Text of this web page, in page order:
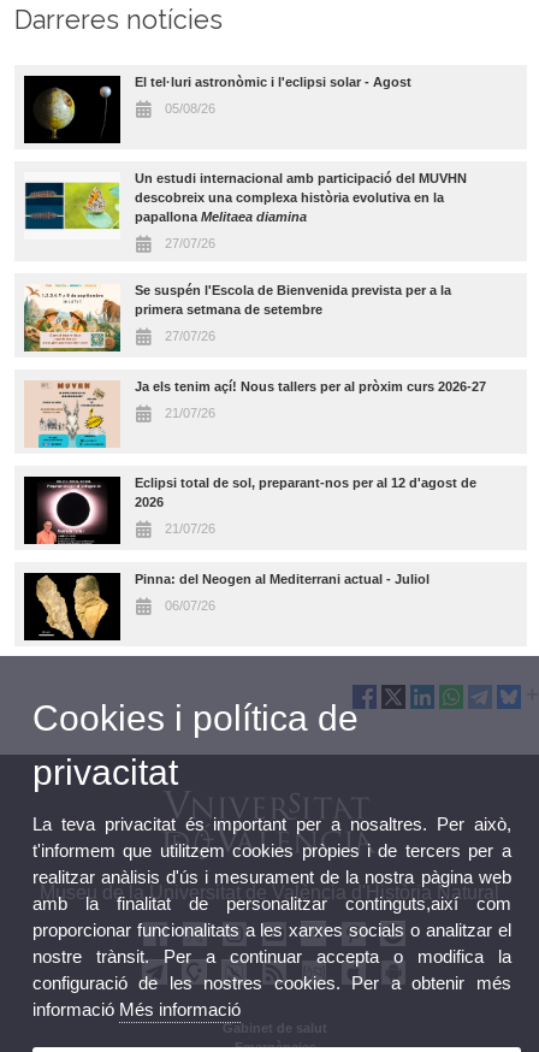
Darreres notícies
El tel·luri astronòmic i l'eclipsi solar - Agost
05/08/26
Un estudi internacional amb participació del MUVHN
descobreix una complexa història evolutiva en la
papallonaMelitaea diamina
27/07/26
Se suspén l'Escola de Bienvenida prevista per a la
primera setmana de setembre
27/07/26
Ja els tenim açí! Nous tallers per al pròxim curs 2026-27
21/07/26
Eclipsi total de sol, preparant-nos per al 12 d'agost de
2026
21/07/26
Pinna: del Neogen al Mediterrani actual - Juliol
06/07/26
Museu de la Universitat de València d'Història Natural
Gabinet de salut
Emergències
Cookies i política de
privacitat
La teva privacitat és important per a nosaltres. Per això,
t'informem que utilitzem cookies pròpies i de tercers per a
realitzar anàlisis d'ús i mesurament de la nostra pàgina web
amb la finalitat de personalitzar continguts,així com
proporcionar funcionalitats a les xarxes socials o analitzar el
nostre trànsit. Per a continuar accepta o modifica la
configuració de les nostres cookies. Per a obtenir més
informació Més informació